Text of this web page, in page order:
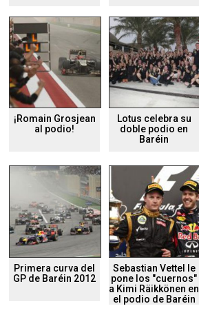
¡Romain Grosjean
al podio!
Lotus celebra su
doble podio en
Baréin
Primera curva del
GP de Baréin 2012
Sebastian Vettel le
pone los "cuernos"
a Kimi Räikkönen en
el podio de Baréin